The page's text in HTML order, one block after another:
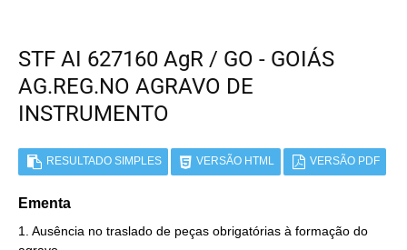
STF AI 627160 AgR / GO - GOIÁS
AG.REG.NO AGRAVO DE
INSTRUMENTO
RESULTADO SIMPLES VERSÃO HTML VERSÃO PDF
Ementa
1. Ausência no traslado de peças obrigatórias à formação do